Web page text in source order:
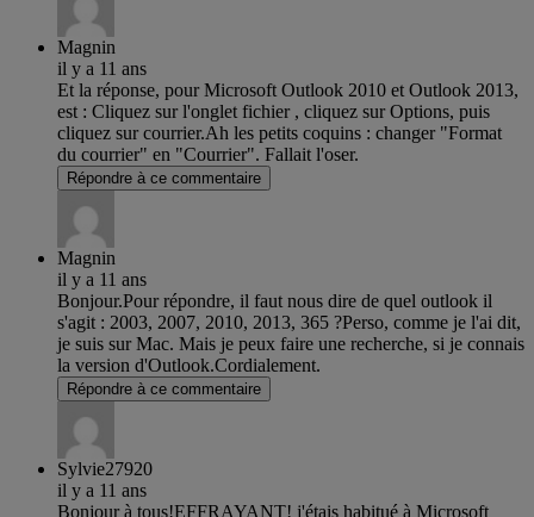
Magnin
il y a 11 ans
Et la réponse, pour Microsoft Outlook 2010 et Outlook 2013,
est : Cliquez sur l'onglet fichier , cliquez sur Options, puis
cliquez sur courrier.Ah les petits coquins : changer "Format
du courrier" en "Courrier". Fallait l'oser.
Répondre à ce commentaire
Magnin
il y a 11 ans
Bonjour.Pour répondre, il faut nous dire de quel outlook il
s'agit : 2003, 2007, 2010, 2013, 365 ?Perso, comme je l'ai dit,
je suis sur Mac. Mais je peux faire une recherche, si je connais
la version d'Outlook.Cordialement.
Répondre à ce commentaire
Sylvie27920
il y a 11 ans
Bonjour à tous!EFFRAYANT! j'étais habitué à Microsoft